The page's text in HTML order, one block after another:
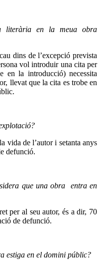
literària en la meua obra
dins de l’excepció prevista
vol introduir una cita per
en la introducció) necessita
llevat que la cita es trobe en
vida de l’autor i setanta anys
defunció.
que una obra entra en
per al seu autor, és a dir, 70
de defunció.
estiga en el domini públic?